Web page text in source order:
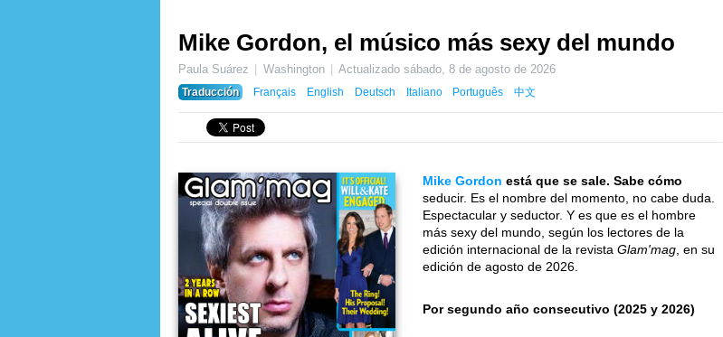
Mike Gordon, el músico más sexy del mundo
Paula Suárez Washington Actualizadosábado, 8 de agosto de 2026
Traducción
Français English Deutsch Italiano Português 中文
Mike Gordon está que se sale. Sabe cómo
seducir. Es el nombre del momento, no cabe duda.
Espectacular y seductor. Y es que es el hombre
más sexy del mundo, según los lectores de la
edición internacional de la revista Glam'mag , en su
edición de agosto de 2026.
Por segundo año consecutivo (2025 y 2026)